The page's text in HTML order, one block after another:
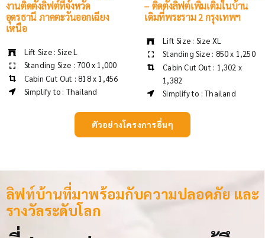
งานติดตั้งลิฟต์ที่จังหวัด
อุดรธานี ภาคตะวันออกเฉียง
เหนือ
Lift Size : Size L
Standing Size : 700 x 1,000
Cabin Cut Out : 818 x 1,456
Simplify to : Thailand
– ติดตั้งลิฟต์เพิ่มเติมในบ้าน
เดิมที่พระราม 2 กรุงเทพฯ
Lift Size : Size XL
Standing Size : 850 x 1,250
Cabin Cut Out : 1,302 x
1,382
Simplify to : Thailand
ตัวอย่างโครงการอื่นๆ
ลิฟท์บ้านที่มาพร้อมกับความปลอดภัย และ
รางวัลระดับโลก